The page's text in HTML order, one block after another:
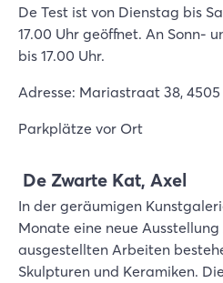
De Test ist von Dienstag bis
17.00 Uhr geöffnet. An Sonn-
bis 17.00 Uhr.
Adresse: Mariastraat 38,
Parkplätze vor Ort
De Zwarte Kat, Axel
In der geräumigen
Monate eine neue Ausstellung
ausgestellten Arbeiten
Skulpturen und Keramiken.